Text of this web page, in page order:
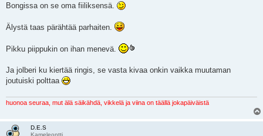
s
Bongissa on se oma fiiliksensä.
Älystä taas pärähtää parhaiten.
Pikku piippukin on ihan menevä.
Ja jolberi ku kiertää ringis, se vasta kivaa onkin vaikka muutaman
joutuiski polttaa
huonoa seuraa, mut älä säikähdä, vikkelä ja viina on täällä jokapäiväistä
D.E.S
Kameleontti